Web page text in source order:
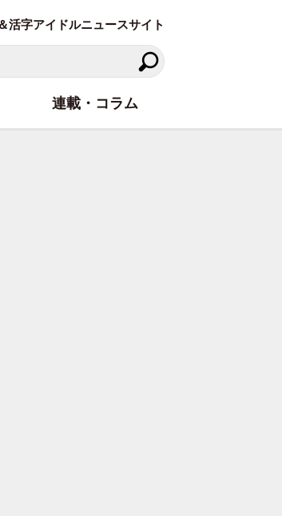
活字アイドルニュースサイト
連載・コラム